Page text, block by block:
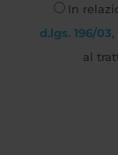
In
d.lgs. 196/03
al